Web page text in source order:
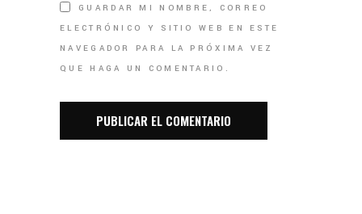
GUARDAR MI NOMBRE, CORREO
ELECTRÓNICO Y SITIO WEB EN ESTE
NAVEGADOR PARA LA PRÓXIMA VEZ
QUE HAGA UN COMENTARIO.